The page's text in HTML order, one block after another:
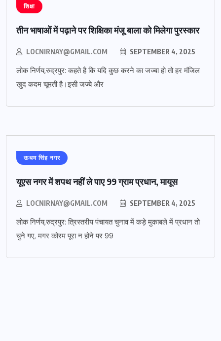
शिक्षा
तीन भाषाओं में पढ़ाने पर शिक्षिका मंजू बाला को मिलेगा पुरस्कार
LOCNIRNAY@GMAIL.COM SEPTEMBER 4, 2025
लोक निर्णय,रुद्रपुर: कहते है कि यदि कुछ करने का जज्बा हो तो हर मंजिल
खुद कदम चूमती है।इसी जज्बे और
ऊधम सिंह नगर
यूएस नगर में शपथ नहीं ले पाए 99 ग्राम प्रधान, मायूस
LOCNIRNAY@GMAIL.COM SEPTEMBER 4, 2025
लोक निर्णय,रुद्रपुर: त्रिस्तरीय पंचायत चुनाव में कड़े मुकाबले में प्रधान तो
चुने गए, मगर कोरम पूरा न होने पर 99